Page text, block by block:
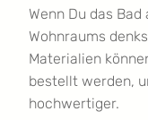
Wenn Du das
Wohnraums
Materialien
bestellt werden,
hochwertiger.